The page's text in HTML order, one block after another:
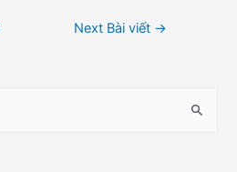
Next Bài viết →